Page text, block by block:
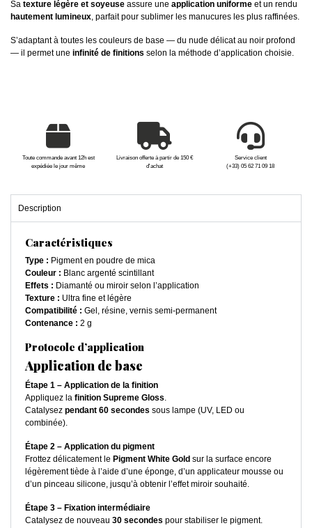
Sa texture légère et soyeuse assure une application uniforme et un rendu
hautement lumineux, parfait pour sublimer les manucures les plus raffinées.
S’adaptant à toutes les couleurs de base — du nude délicat au noir profond
— il permet une infinité de finitions selon la méthode d’application choisie.
Toute commande avant 12h est
expédiée le jour même
Livraison offerte à partir de 150 €
d'achat
Service client
(+33) 05 62 71 09 18
Description
Caractéristiques
Type : Pigment en poudre de mica
Couleur : Blanc argenté scintillant
Effets : Diamanté ou miroir selon l’application
Texture : Ultra fine et légère
Compatibilité : Gel, résine, vernis semi-permanent
Contenance : 2 g
Protocole d’application
Application de base
Étape 1 – Application de la finition
Appliquez la finition Supreme Gloss.
Catalysez pendant 60 secondes sous lampe (UV, LED ou
combinée).
Étape 2 – Application du pigment
Frottez délicatement le Pigment White Gold sur la surface encore
légèrement tiède à l’aide d’une éponge, d’un applicateur mousse ou
d’un pinceau silicone, jusqu’à obtenir l’effet miroir souhaité.
Étape 3 – Fixation intermédiaire
Catalysez de nouveau 30 secondes pour stabiliser le pigment.